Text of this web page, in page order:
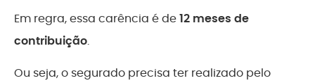
Em regra, essa carência é de12 meses de
contribuição.
Ou seja, o segurado precisa ter realizado pelo